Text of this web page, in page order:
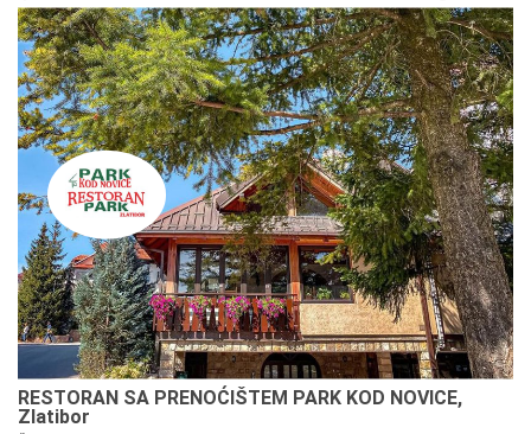
RESTORAN SA PRENOĆIŠTEM PARK KOD NOVICE,
Zlatibor